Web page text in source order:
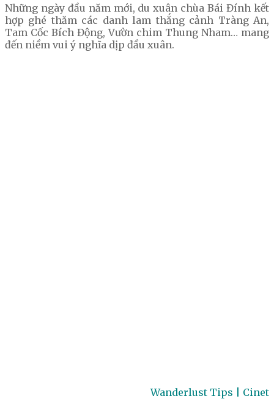
Những ngày đầu năm mới, du xuân chùa Bái Đính kết
hợp ghé thăm các danh lam thắng cảnh Tràng An,
Tam Cốc Bích Động, Vườn chim Thung Nham… mang
đến niềm vui ý nghĩa dịp đầu xuân.
Wanderlust Tips | Cinet